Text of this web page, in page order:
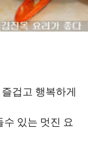
겁고 행복하게
있는 멋진 요